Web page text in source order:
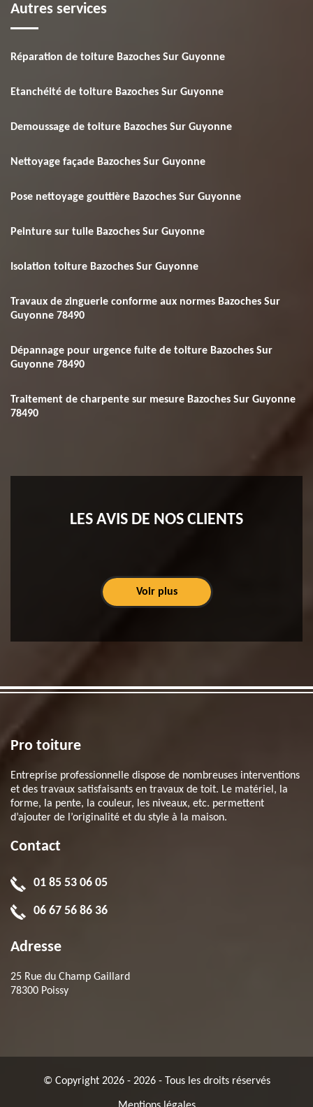
Autres services
Réparation de toiture Bazoches Sur Guyonne
Etanchéité de toiture Bazoches Sur Guyonne
Demoussage de toiture Bazoches Sur Guyonne
Nettoyage façade Bazoches Sur Guyonne
Pose nettoyage gouttière Bazoches Sur Guyonne
Peinture sur tuile Bazoches Sur Guyonne
Isolation toiture Bazoches Sur Guyonne
Travaux de zinguerie conforme aux normes Bazoches Sur
Guyonne 78490
Dépannage pour urgence fuite de toiture Bazoches Sur
Guyonne 78490
Traitement de charpente sur mesure Bazoches Sur Guyonne
78490
LES AVIS DE NOS CLIENTS
Voir plus
Pro toiture
Entreprise professionnelle dispose de nombreuses interventions
et des travaux satisfaisants en travaux de toit. Le matériel, la
forme, la pente, la couleur, les niveaux, etc. permettent
d’ajouter de l’originalité et du style à la maison.
Contact
01 85 53 06 05
06 67 56 86 36
Adresse
25 Rue du Champ Gaillard
78300 Poissy
© Copyright 2026 - 2026 - Tous les droits réservés